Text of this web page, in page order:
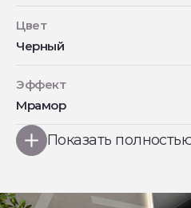
Цвет
Черный
Эффект
Мрамор
Показать